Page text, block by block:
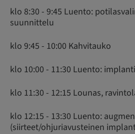
klo 8:30 - 9:45 Luento:
suunnittelu
klo 9:45 - 10:00 Kahvitauko
klo 10:00 - 11:30 Luento:
klo 11:30 - 12:15 Lounas,
klo 12:15 - 13:30 Luento:
(siirteet/ohjuriavusteinen